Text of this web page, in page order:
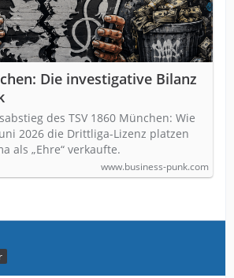
Die investigative Bilanz
des TSV 1860 München: Wie
2026 die Drittliga-Lizenz platzen
als „Ehre“ verkaufte.
www.business-punk.com